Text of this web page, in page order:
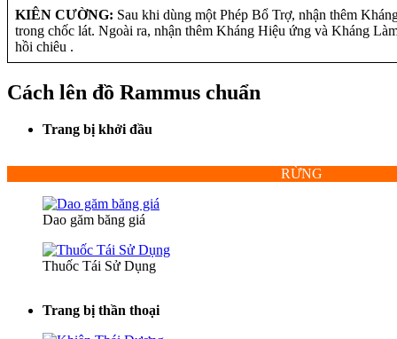
KIÊN CƯỜNG: Sau khi dùng một Phép Bổ Trợ, nhận thêm
trong chốc lát. Ngoài ra, nhận thêm Kháng Hiệu ứng và Kháng
hồi chiêu .
Cách lên đồ Rammus chuẩn
Trang bị khởi đầu
RỪNG
Dao găm băng giá
Thuốc Tái Sử Dụng
Trang bị thần thoại